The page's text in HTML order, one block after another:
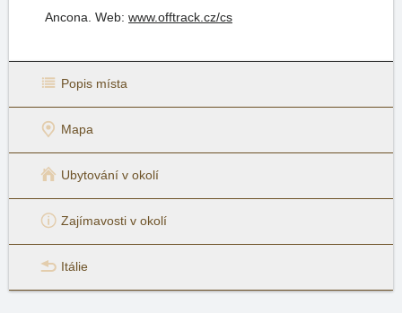
Ancona. Web: www.offtrack.cz/cs
Popis místa
Mapa
Ubytování v okolí
Zajímavosti v okolí
Itálie